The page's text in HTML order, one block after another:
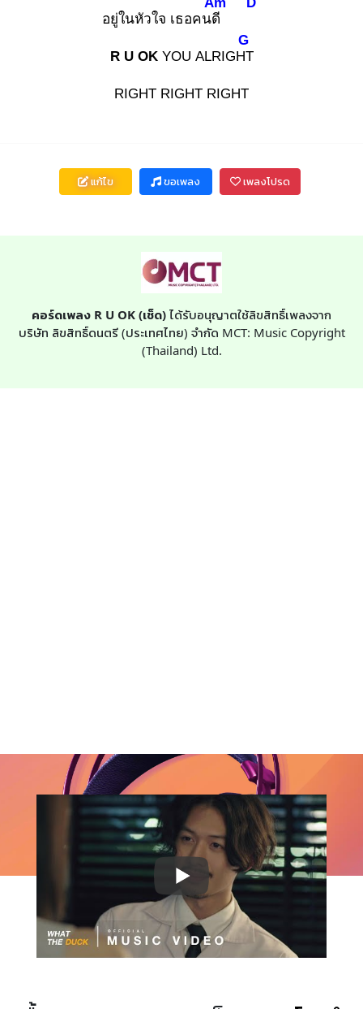
อยู่ในหัวใจ เธอคนดี
R U OKYOU ALRIGHT
G
RIGHT RIGHT RIGHT
แก้ไข ขอเพลง เพลงโปรด
คอร์ดเพลง R U OK (เช็ด) ได้รับอนุญาตใช้ลิขสิทธิ์เพลงจาก
บริษัท ลิขสิทธิ์ดนตรี (ประเทศไทย) จำกัด MCT: Music Copyright
(Thailand) Ltd.